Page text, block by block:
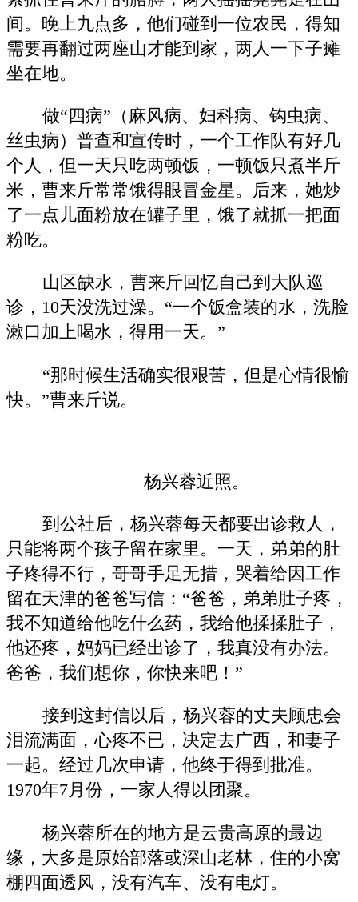
间。晚上九点多，他们碰到一位农民，得知
需要再翻过两座山才能到家，两人一下子瘫
坐在地。
做“四病”（麻风病、妇科病、钩虫病、
丝虫病）普查和宣传时，一个工作队有好几
个人，但一天只吃两顿饭，一顿饭只煮半斤
米，曹来斤常常饿得眼冒金星。后来，她炒
了一点儿面粉放在罐子里，饿了就抓一把面
粉吃。
山区缺水，曹来斤回忆自己到大队巡
诊，10天没洗过澡。“一个饭盒装的水，洗脸
漱口加上喝水，得用一天。”
“那时候生活确实很艰苦，但是心情很愉
快。”曹来斤说。
杨兴蓉近照。
到公社后，杨兴蓉每天都要出诊救人，
只能将两个孩子留在家里。一天，弟弟的肚
子疼得不行，哥哥手足无措，哭着给因工作
留在天津的爸爸写信：“爸爸，弟弟肚子疼，
我不知道给他吃什么药，我给他揉揉肚子，
他还疼，妈妈已经出诊了，我真没有办法。
爸爸，我们想你，你快来吧！”
接到这封信以后，杨兴蓉的丈夫顾忠会
泪流满面，心疼不已，决定去广西，和妻子
一起。经过几次申请，他终于得到批准。
1970年7月份，一家人得以团聚。
杨兴蓉所在的地方是云贵高原的最边
缘，大多是原始部落或深山老林，住的小窝
棚四面透风，没有汽车、没有电灯。